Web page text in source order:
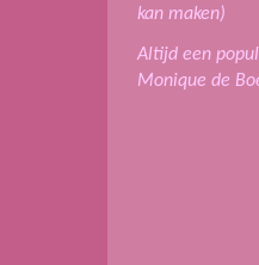
kan maken)
Altijd een
Monique de